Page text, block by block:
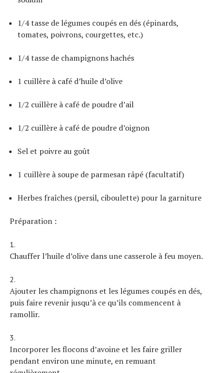
1/4 tasse de légumes coupés en dés (épinards,
tomates, poivrons, courgettes, etc.)
1/4 tasse de champignons hachés
1 cuillère à café d’huile d’olive
1/2 cuillère à café de poudre d’ail
1/2 cuillère à café de poudre d’oignon
Sel et poivre au goût
1 cuillère à soupe de parmesan râpé (facultatif)
Herbes fraîches (persil, ciboulette) pour la garniture
Préparation :
Chauffer l’huile d’olive dans une casserole à feu moyen.
Ajouter les champignons et les légumes coupés en dés,
puis faire revenir jusqu’à ce qu’ils commencent à
ramollir.
Incorporer les flocons d’avoine et les faire griller
pendant environ une minute, en remuant